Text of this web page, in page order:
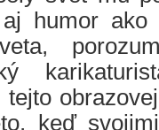
humor ako
tejto
keď